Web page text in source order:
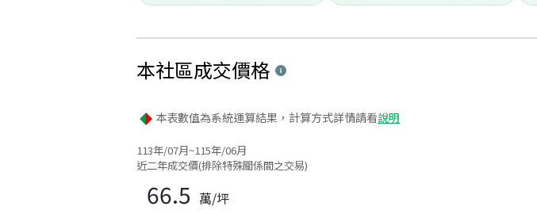
本社區成交價格
本表數值為系統運算結果，計算方式詳情請看說明
113年/07月~115年/06月
近二年成交價(排除特殊關係間之交易)
66.5 萬/坪